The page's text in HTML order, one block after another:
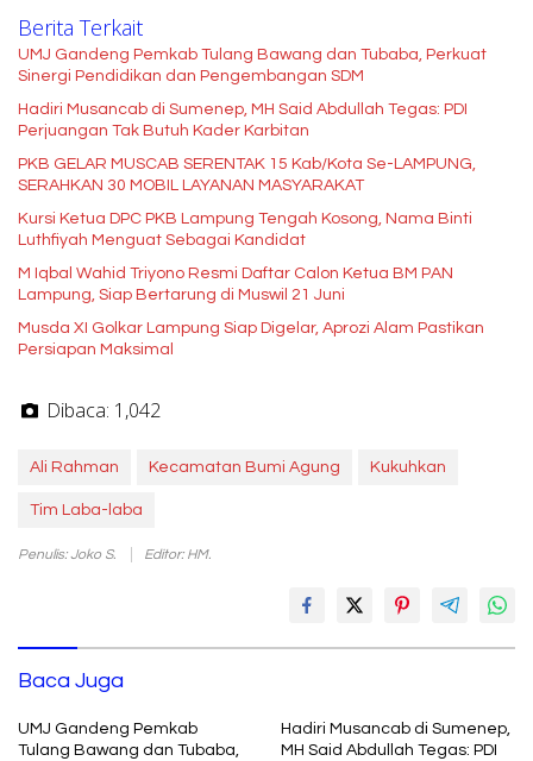
Berita Terkait
UMJ Gandeng Pemkab Tulang Bawang dan Tubaba, Perkuat
Sinergi Pendidikan dan Pengembangan SDM
Hadiri Musancab di Sumenep, MH Said Abdullah Tegas: PDI
Perjuangan Tak Butuh Kader Karbitan
PKB GELAR MUSCAB SERENTAK 15 Kab/Kota Se-LAMPUNG,
SERAHKAN 30 MOBIL LAYANAN MASYARAKAT
Kursi Ketua DPC PKB Lampung Tengah Kosong, Nama Binti
Luthfiyah Menguat Sebagai Kandidat
M Iqbal Wahid Triyono Resmi Daftar Calon Ketua BM PAN
Lampung, Siap Bertarung di Muswil 21 Juni
Musda XI Golkar Lampung Siap Digelar, Aprozi Alam Pastikan
Persiapan Maksimal
Dibaca: 1,042
Ali Rahman Kecamatan Bumi Agung Kukuhkan
Tim Laba-laba
Penulis: Joko S. Editor: HM.
Baca Juga
UMJ Gandeng Pemkab
Tulang Bawang dan Tubaba,
Hadiri Musancab di Sumenep,
MH Said Abdullah Tegas: PDI